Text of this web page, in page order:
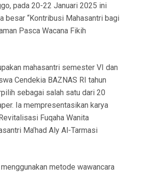
pada 20-22 Januari 2025 ini
besar “Kontribusi Mahasantri bagi
Pasca Wacana Fikih
mahasantri semester VI dan
Cendekia BAZNAS RI tahun
sebagai salah satu dari 20
Ia mempresentasikan karya
Fuqaha Wanita
Ma’had Aly Al-Tarmasi
metode wawancara